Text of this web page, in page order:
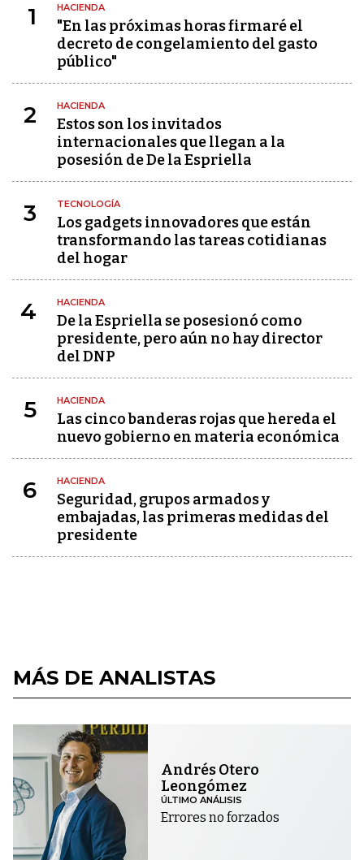
1 HACIENDA
"En las próximas horas firmaré el
decreto de congelamiento del gasto
público"
2 HACIENDA
Estos son los invitados
internacionales que llegan a la
posesión de De la Espriella
3 TECNOLOGÍA
Los gadgets innovadores que están
transformando las tareas cotidianas
del hogar
4 HACIENDA
De la Espriella se posesionó como
presidente, pero aún no hay director
del DNP
5 HACIENDA
Las cinco banderas rojas que hereda el
nuevo gobierno en materia económica
6 HACIENDA
Seguridad, grupos armados y
embajadas, las primeras medidas del
presidente
MÁS DE ANALISTAS
Andrés Otero
Leongómez
ÚLTIMO ANÁLISIS
Errores no forzados